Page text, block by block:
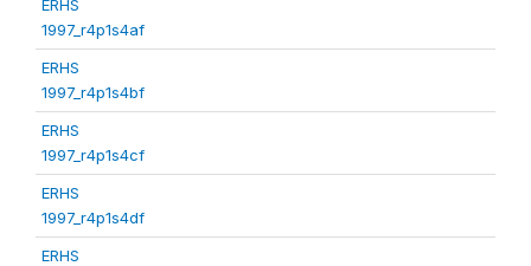
ERHS
1997_r4p1s4af
ERHS
1997_r4p1s4bf
ERHS
1997_r4p1s4cf
ERHS
1997_r4p1s4df
ERHS